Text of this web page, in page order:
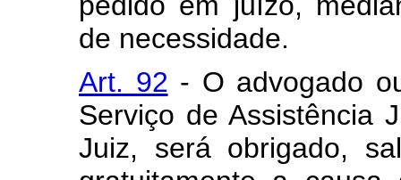
de necessidade.
Art. 92 - O advogado
Serviço de Assistência
Juiz, será obrigado,